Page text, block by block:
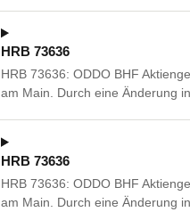
HRB 73636
HRB 73636: ODDO BHF
am Main. Durch eine Änderung
HRB 73636
HRB 73636: ODDO BHF
am Main. Durch eine Änderung